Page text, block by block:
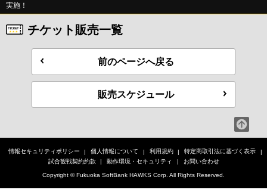
実施！
チケット販売一覧
前のページへ戻る
販売スケジュール
情報セキュリティポリシー 個人情報について 利用規約
特定商取引法に基づく表示
試合観戦契約約款
動作環境・セキュリティ お問い合わせ
Copyright © Fukuoka SoftBank HAWKS Corp. All Rights Reserved.